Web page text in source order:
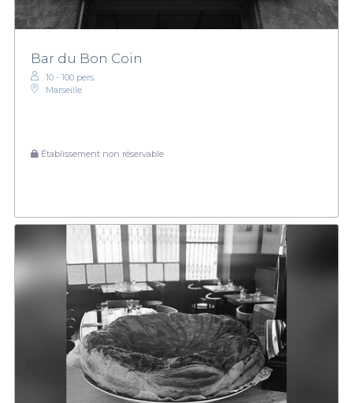
Bar du Bon Coin
10 - 100 pers.
Marseille
Établissement non réservable